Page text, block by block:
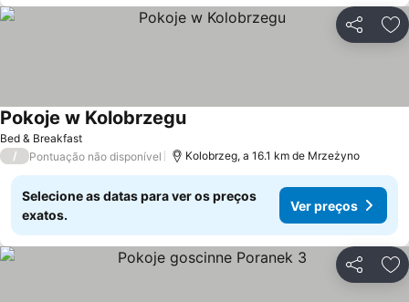
Partilhar
Bed & Breakfast
Pokoje w KolobrzeguVer preços
/ Pontuação não disponível Kolobrzeg, a 16.1 km de Mrzeżyno
Selecione as datas para ver os preços
exatos.
Ver preços
Partilhar